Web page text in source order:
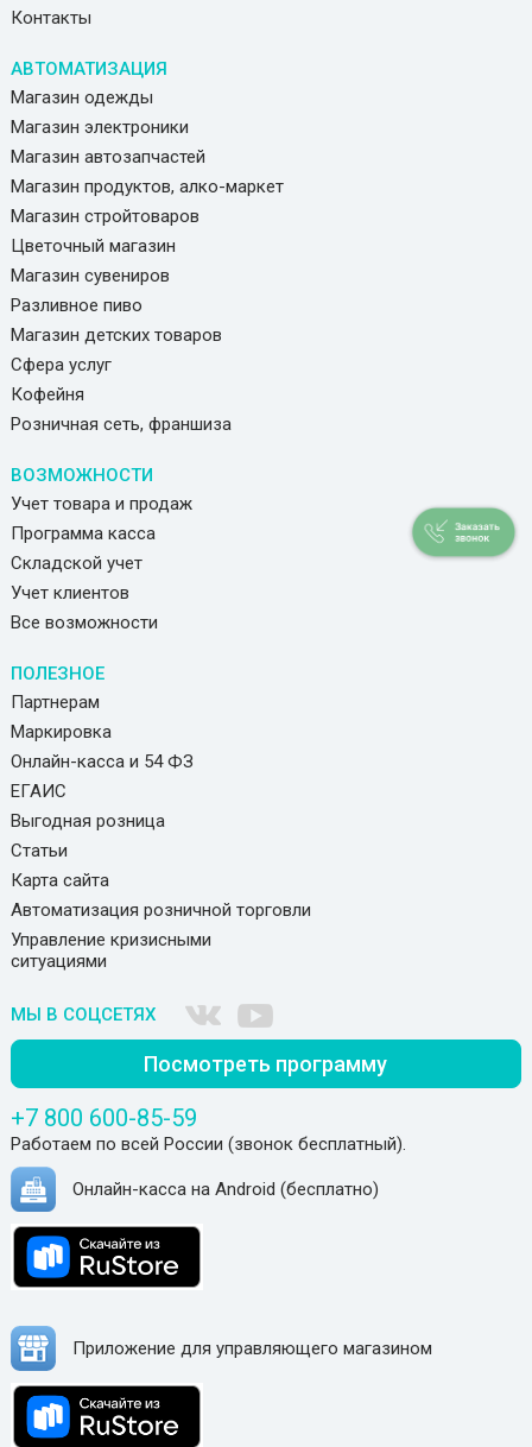
Контакты
АВТОМАТИЗАЦИЯ
Магазин одежды
Магазин электроники
Магазин автозапчастей
Магазин продуктов, алко-маркет
Магазин стройтоваров
Цветочный магазин
Магазин сувениров
Разливное пиво
Магазин детских товаров
Сфера услуг
Кофейня
Розничная сеть, франшиза
ВОЗМОЖНОСТИ
Учет товара и продаж
Программа касса
Складской учет
Учет клиентов
Все возможности
ПОЛЕЗНОЕ
Партнерам
Маркировка
Онлайн-касса и 54 ФЗ
ЕГАИС
Выгодная розница
Статьи
Карта сайта
Автоматизация розничной торговли
Управление кризисными
ситуациями
МЫ В СОЦСЕТЯХ
Посмотреть программу
+7 800 600-85-59
Работаем по всей России (звонок бесплатный).
Онлайн-касса на Android (бесплатно)
Приложение для управляющего магазином